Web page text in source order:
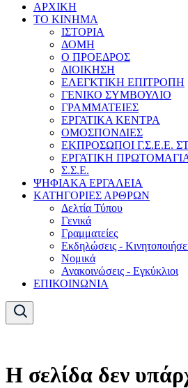
ΑΡΧΙΚΗ
ΤΟ ΚΙΝΗΜΑ
ΙΣΤΟΡΙΑ
ΔΟΜΗ
Ο ΠΡΟΕΔΡΟΣ
ΔΙΟΙΚΗΣΗ
ΕΛΕΓΚΤΙΚΗ ΕΠΙΤΡΟΠΗ
ΓΕΝΙΚΟ ΣΥΜΒΟΥΛΙΟ
ΓΡΑΜΜΑΤΕΙΕΣ
ΕΡΓΑΤΙΚΑ ΚΕΝΤΡΑ
ΟΜΟΣΠΟΝΔΙΕΣ
ΕΚΠΡΟΣΩΠΟΙ Γ.Σ.Ε.Ε.
ΕΡΓΑΤΙΚΗ
Σ.Σ.Ε.
ΨΗΦΙΑΚΑ ΕΡΓΑΛΕΙΑ
ΚΑΤΗΓΟΡΙΕΣ ΑΡΘΡΩΝ
Δελτία Τύπου
Γενικά
Γραμματείες
Εκδηλώσεις -
Νομικά
Ανακοινώσεις - Εγκύκλιοι
ΕΠΙΚΟΙΝΩΝΙΑ
Η σελίδα δεν